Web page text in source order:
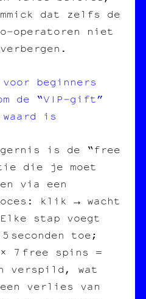
dat zelfs de
niet
beginners
de “VIP‑gift”
is
is de “free
die je moet
via een
klik → wacht
stap voegt
seconden toe;
× 7 free spins =
verspild, wat
verlies van